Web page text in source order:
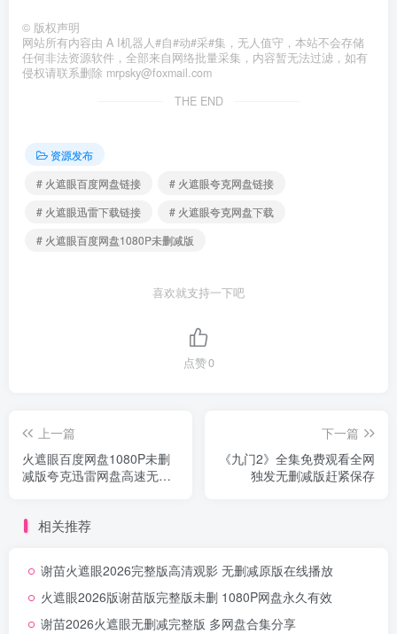
© 版权声明
网站所有内容由 A I机器人#自#动#采#集，无人值守，本站不会存储
任何非法资源软件，全部来自网络批量采集，内容暂无法过滤，如有
侵权请联系删除 mrpsky@foxmail.com
THE END
资源发布
# 火遮眼百度网盘链接
# 火遮眼夸克网盘链接
# 火遮眼迅雷下载链接
# 火遮眼夸克网盘下载
# 火遮眼百度网盘1080P未删减版
喜欢就支持一下吧
点赞0
上一篇
火遮眼百度网盘1080P未删
减版夸克迅雷网盘高速无删
下一篇
《九门2》全集免费观看全网
独发无删减版赶紧保存
相关推荐
谢苗火遮眼2026完整版高清观影 无删减原版在线播放
火遮眼2026版谢苗版完整版未删 1080P网盘永久有效
谢苗2026火遮眼无删减完整版 多网盘合集分享